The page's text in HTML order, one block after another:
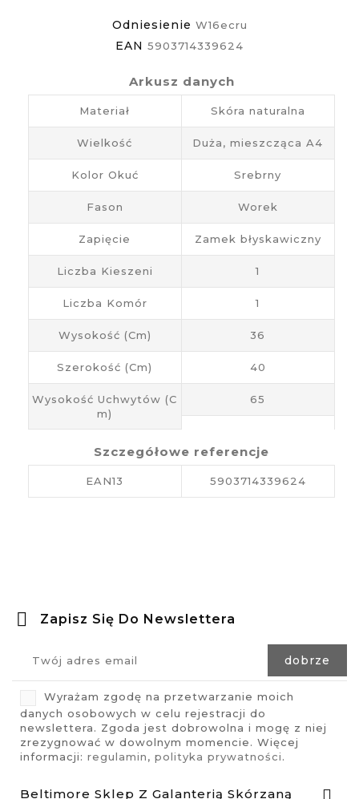
Odniesienie W16ecru
EAN 5903714339624
Arkusz danych
Materiał Skóra naturalna
Wielkość Duża, mieszcząca A4
Kolor Okuć Srebrny
Fason Worek
Zapięcie Zamek błyskawiczny
Liczba Kieszeni 1
Liczba Komór 1
Wysokość (cm) 36
Szerokość (cm) 40
Wysokość Uchwytów (c
M)
65
Szczegółowe referencje
EAN13 5903714339624
Zapisz Się Do Newslettera
Wyrażam zgodę na przetwarzanie moich
danych osobowych w celu rejestracji do
newslettera. Zgoda jest dobrowolna i mogę z niej
zrezygnować w dowolnym momencie. Więcej
informacji: regulamin, polityka prywatności.
Beltimore Sklep Z Galanterią Skórzaną 